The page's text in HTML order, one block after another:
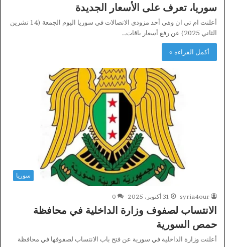
سوريا، تعرف على الأسعار الجديدة
أعلنت ام تي ان وهي أحد مزودي الاتصالات في سوريا اليوم الجمعة (14 تشرين
الثاني 2025) عن رفع أسعار باقات…
أكمل القراءة »
سوريا
syria4our 31 أكتوبر، 2025 0
الانتساب لصفوف وزارة الداخلية في محافظة
حمص السورية
أعلنت وزارة الداخلية في سورية عن فتح باب الانتساب لصفوفها في محافظة